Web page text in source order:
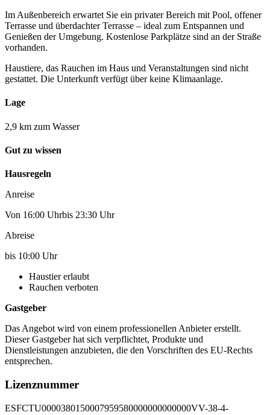
Im Außenbereich erwartet Sie ein privater Bereich mit Pool, offener
Terrasse und überdachter Terrasse – ideal zum Entspannen und
Genießen der Umgebung. Kostenlose Parkplätze sind an der Straße
vorhanden.
Haustiere, das Rauchen im Haus und Veranstaltungen sind nicht
gestattet. Die Unterkunft verfügt über keine Klimaanlage.
Lage
2,9 km zum Wasser
Gut zu wissen
Hausregeln
Anreise
Von 16:00 Uhrbis 23:30 Uhr
Abreise
bis 10:00 Uhr
Haustier erlaubt
Rauchen verboten
Gastgeber
Das Angebot wird von einem professionellen Anbieter erstellt.
Dieser Gastgeber hat sich verpflichtet, Produkte und
Dienstleistungen anzubieten, die den Vorschriften des EU-Rechts
entsprechen.
Lizenznummer
ESFCTU0000380150007959580000000000000VV-38-4-